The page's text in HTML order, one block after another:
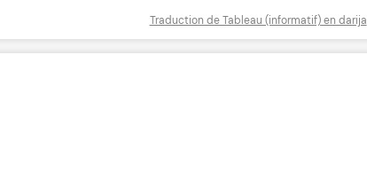
Traduction de Tableau (informatif) en darija